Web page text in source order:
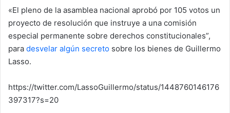
«El pleno de la asamblea nacional aprobó por 105 votos un
proyecto de resolución que instruye a una comisión
especial permanente sobre derechos constitucionales”,
para desvelar algún secreto sobre los bienes de Guillermo
Lasso.
https://twitter.com/LassoGuillermo/status/1448760146176
397317?s=20